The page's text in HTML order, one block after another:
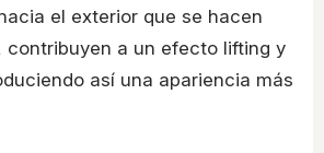
el exterior que se hacen
contribuyen a un efecto lifting y
así una apariencia más